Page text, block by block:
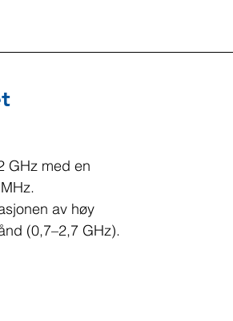
GHz med en
av høy
(0,7–2,7 GHz).